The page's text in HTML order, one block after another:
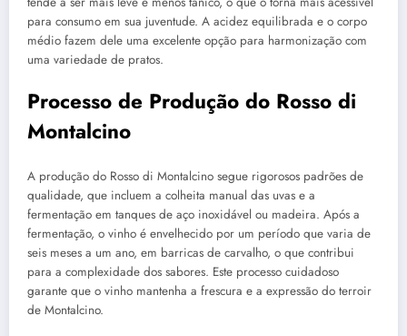
para consumo em sua juventude. A acidez equilibrada e o corpo
médio fazem dele uma excelente opção para harmonização com
uma variedade de pratos.
Processo de Produção do Rosso di
Montalcino
A produção do Rosso di Montalcino segue rigorosos padrões de
qualidade, que incluem a colheita manual das uvas e a
fermentação em tanques de aço inoxidável ou madeira. Após a
fermentação, o vinho é envelhecido por um período que varia de
seis meses a um ano, em barricas de carvalho, o que contribui
para a complexidade dos sabores. Este processo cuidadoso
garante que o vinho mantenha a frescura e a expressão do terroir
de Montalcino.